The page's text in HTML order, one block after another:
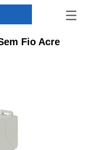
Fio Acre